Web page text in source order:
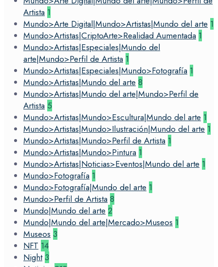
Artista 1
Mundo>Arte Digital|Mundo>Artistas|Mundo del arte 1
Mundo>Artistas|CriptoArte>Realidad Aumentada 1
Mundo>Artistas|Especiales|Mundo del
arte|Mundo>Perfil de Artista 1
Mundo>Artistas|Especiales|Mundo>Fotografía 1
Mundo>Artistas|Mundo del arte 8
Mundo>Artistas|Mundo del arte|Mundo>Perfil de
Artista 5
Mundo>Artistas|Mundo>Escultura|Mundo del arte 1
Mundo>Artistas|Mundo>Ilustración|Mundo del arte 1
Mundo>Artistas|Mundo>Perfil de Artista 1
Mundo>Artistas|Mundo>Pintura 1
Mundo>Artistas|Noticias>Eventos|Mundo del arte 1
Mundo>Fotografía 1
Mundo>Fotografía|Mundo del arte 1
Mundo>Perfil de Artista 8
Mundo|Mundo del arte 2
Mundo|Mundo del arte|Mercado>Museos 1
Museos 3
NFT 14
Night 3